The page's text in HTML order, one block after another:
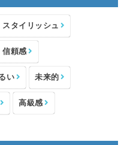
スタイリッシュ
信頼感
い 未来的
高級感